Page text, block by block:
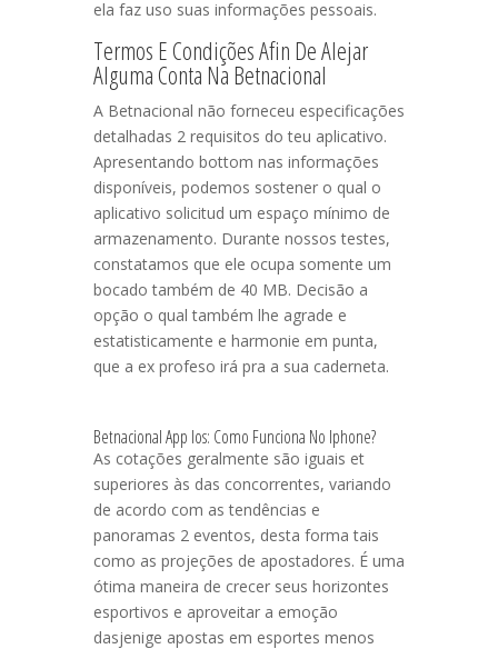
ela faz uso suas informações pessoais.
Termos E Condições Afin De Alejar
Alguma Conta Na Betnacional
A Betnacional não forneceu especificações
detalhadas 2 requisitos do teu aplicativo.
Apresentando bottom nas informações
disponíveis, podemos sostener o qual o
aplicativo solicitud um espaço mínimo de
armazenamento. Durante nossos testes,
constatamos que ele ocupa somente um
bocado também de 40 MB. Decisão a
opção o qual também lhe agrade e
estatisticamente e harmonie em punta,
que a ex profeso irá pra a sua caderneta.
Betnacional App Ios: Como Funciona No Iphone?
As cotações geralmente são iguais et
superiores às das concorrentes, variando
de acordo com as tendências e
panoramas 2 eventos, desta forma tais
como as projeções de apostadores. É uma
ótima maneira de crecer seus horizontes
esportivos e aproveitar a emoção
dasjenige apostas em esportes menos